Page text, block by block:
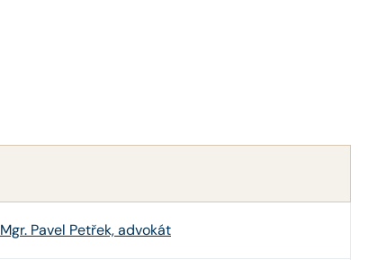
Mgr. Pavel Petřek, advokát